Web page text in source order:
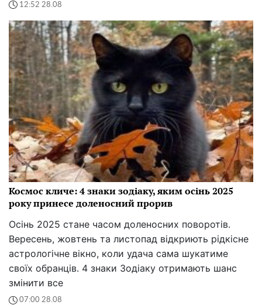
12:52 28.08
Космос кличе: 4 знаки зодіаку, яким осінь 2025
року принесе доленосний прорив
Осінь 2025 стане часом доленосних поворотів.
Вересень, жовтень та листопад відкриють рідкісне
астрологічне вікно, коли удача сама шукатиме
своїх обранців. 4 знаки Зодіаку отримають шанс
змінити все
07:00 28.08